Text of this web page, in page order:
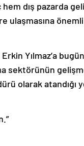
dış pazarda
önemli
Yılmaz’a
sektörünün
olarak